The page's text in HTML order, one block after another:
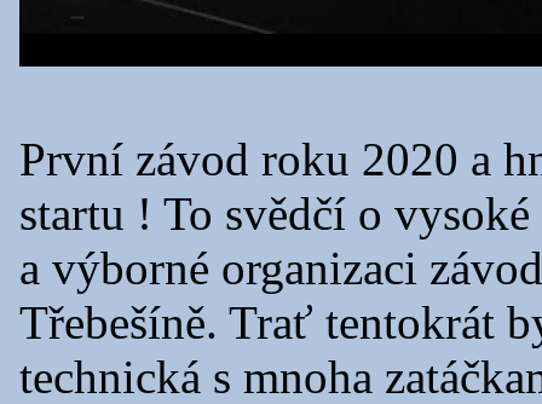
První závod roku 2020 a
startu ! To svědčí o
a výborné organizaci
Třebešíně. Trať tentokrát
technická s mnoha